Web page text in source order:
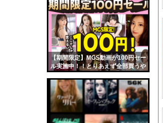
【期間限定】MGS動画が100円セー
ル実施中！！とりあえず全部買うや